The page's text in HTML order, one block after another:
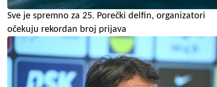
Sve je spremno za 25. Porečki delfin, organizatori
očekuju rekordan broj prijava